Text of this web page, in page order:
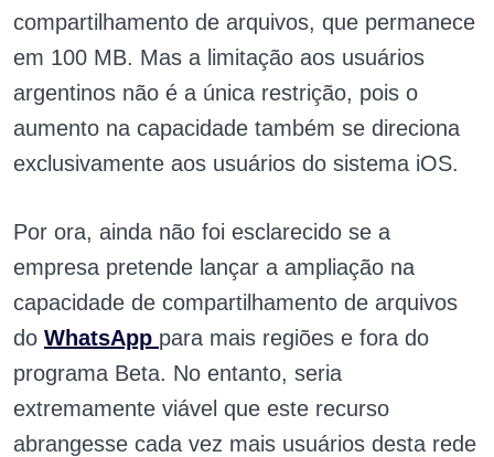
compartilhamento de arquivos, que permanece
em 100 MB. Mas a limitação aos usuários
argentinos não é a única restrição, pois o
aumento na capacidade também se direciona
exclusivamente aos usuários do sistema iOS.
Por ora, ainda não foi esclarecido se a
empresa pretende lançar a ampliação na
capacidade de compartilhamento de arquivos
do WhatsApp para mais regiões e fora do
programa Beta. No entanto, seria
extremamente viável que este recurso
abrangesse cada vez mais usuários desta rede